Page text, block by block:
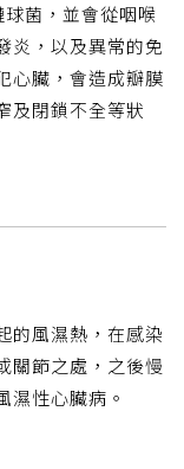
菌，並會從咽喉
炎，以及異常的免
心臟，會造成瓣膜
及閉鎖不全等狀
的風濕熱，在感染
關節之處，之後慢
濕性心臟病。